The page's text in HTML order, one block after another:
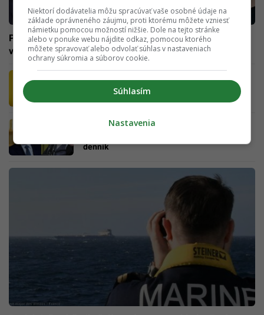
Putinova vojna láme Rusko, veľmoc je vnútorne
vyčerpaná. Ekonomika balansuje na pokraji kolapsu
súčiastky pre ruské drony
Moskva poslala vlaky a lode plné bankoviek
denník
Niektorí dodávatelia môžu spracúvať vaše osobné údaje na
základe oprávneného záujmu, proti ktorému môžete vzniesť
námietku pomocou možností nižšie. Dole na tejto stránke
alebo v ponuke webu nájdite odkaz, pomocou ktorého
môžete spravovať alebo odvolať súhlas v nastaveniach
ochrany súkromia a súborov cookie.
Súhlasím
Nastavenia